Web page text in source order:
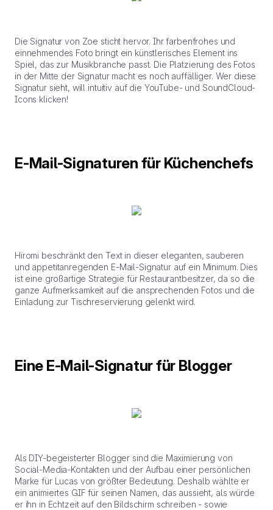
Die Signatur von Zoe sticht hervor. Ihr farbenfrohes und
einnehmendes Foto bringt ein künstlerisches Element ins
Spiel, das zur Musikbranche passt. Die Platzierung des Fotos
in der Mitte der Signatur macht es noch auffälliger. Wer diese
Signatur sieht, will intuitiv auf die YouTube- und SoundCloud-
Icons klicken!
E-Mail-Signaturen für Küchenchefs
Hiromi beschränkt den Text in dieser eleganten, sauberen
und appetitanregenden E-Mail-Signatur auf ein Minimum. Dies
ist eine großartige Strategie für Restaurantbesitzer, da so die
ganze Aufmerksamkeit auf die ansprechenden Fotos und die
Einladung zur Tischreservierung gelenkt wird.
Eine E-Mail-Signatur für Blogger
Als DIY-begeisterter Blogger sind die Maximierung von
Social-Media-Kontakten und der Aufbau einer persönlichen
Marke für Lucas von größter Bedeutung. Deshalb wählte er
ein animiertes GIF für seinen Namen, das aussieht, als würde
er ihn in Echtzeit auf den Bildschirm schreiben - sowie